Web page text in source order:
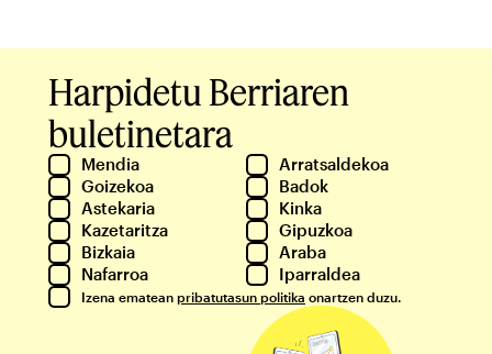
Harpidetu Berriaren
buletinetara
Mendia
Arratsaldekoa
Goizekoa
Badok
Astekaria
Kinka
Kazetaritza
Gipuzkoa
Bizkaia
Araba
Nafarroa
Iparraldea
Izena ematean pribatutasun politika onartzen duzu.